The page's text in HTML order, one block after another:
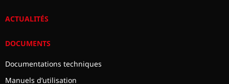
ACTUALITÉS
DOCUMENTS
Documentations techniques
Manuels d’utilisation